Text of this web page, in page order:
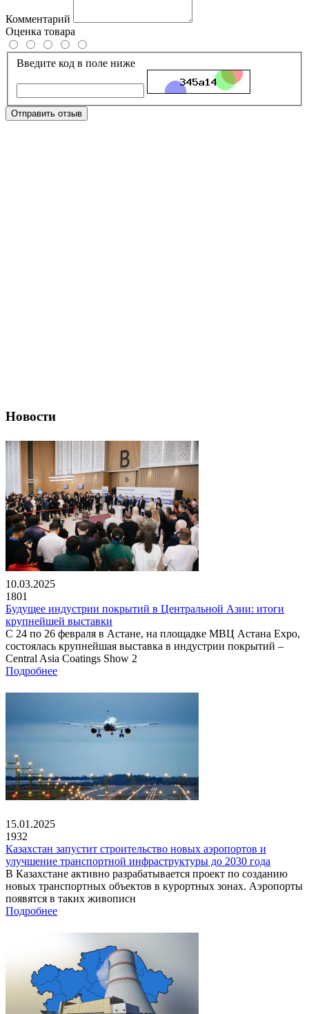
Комментарий
Оценка товара
Введите код в поле ниже
Отправить отзыв
Новости
10.03.2025
1801
Будущее индустрии покрытий в Центральной Азии: итоги
крупнейшей выставки
С 24 по 26 февраля в Астане, на площадке МВЦ Астана Expo,
состоялась крупнейшая выставка в индустрии покрытий –
Central Asia Coatings Show 2
Подробнее
15.01.2025
1932
Казахстан запустит строительство новых аэропортов и
улучшение транспортной инфраструктуры до 2030 года
В Казахстане активно разрабатывается проект по созданию
новых транспортных объектов в курортных зонах. Аэропорты
появятся в таких живописн
Подробнее